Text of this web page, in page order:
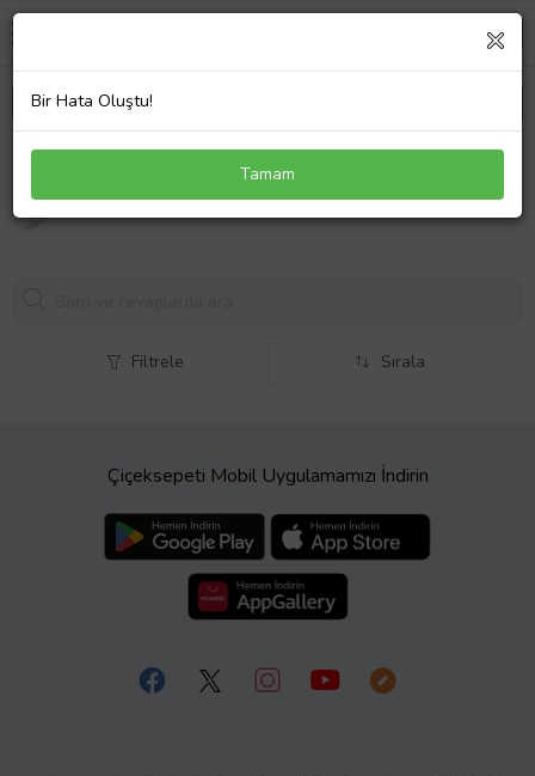
31060 Rose Kurban ve Kasap Bıçağı 12,5 cm - No:0,
1420,32 TL
Filtrele Sırala
Çiçeksepeti Mobil Uygulamamızı İndirin
Bir Hata Oluştu!
Tamam